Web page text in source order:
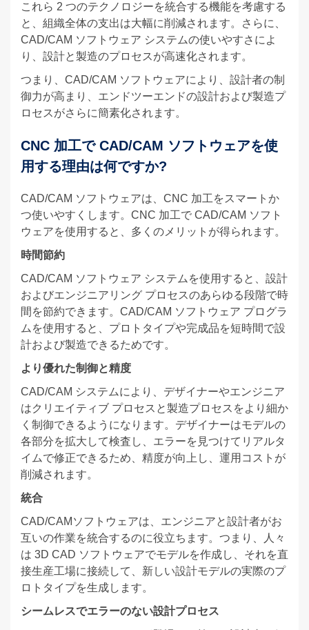
これら 2 つのテクノロジーを統合する機能を考慮する
と、組織全体の支出は大幅に削減されます。さらに、
CAD/CAM ソフトウェア システムの使いやすさによ
り、設計と製造のプロセスが高速化されます。
つまり、CAD/CAM ソフトウェアにより、設計者の制
御力が高まり、エンドツーエンドの設計および製造プ
ロセスがさらに簡素化されます。
CNC 加工で CAD/CAM ソフトウェアを使
用する理由は何ですか?
CAD/CAM ソフトウェアは、CNC 加工をスマートか
つ使いやすくします。CNC 加工で CAD/CAM ソフト
ウェアを使用すると、多くのメリットが得られます。
時間節約
CAD/CAM ソフトウェア システムを使用すると、設計
およびエンジニアリング プロセスのあらゆる段階で時
間を節約できます。CAD/CAM ソフトウェア プログラ
ムを使用すると、プロトタイプや完成品を短時間で設
計および製造できるためです。
より優れた制御と精度
CAD/CAM システムにより、デザイナーやエンジニア
はクリエイティブ プロセスと製造プロセスをより細か
く制御できるようになります。デザイナーはモデルの
各部分を拡大して検査し、エラーを見つけてリアルタ
イムで修正できるため、精度が向上し、運用コストが
削減されます。
統合
CAD/CAMソフトウェアは、エンジニアと設計者がお
互いの作業を統合するのに役立ちます。つまり、人々
は 3D CAD ソフトウェアでモデルを作成し、それを直
接生産工場に接続して、新しい設計モデルの実際のプ
ロトタイプを生成します。
シームレスでエラーのない設計プロセス